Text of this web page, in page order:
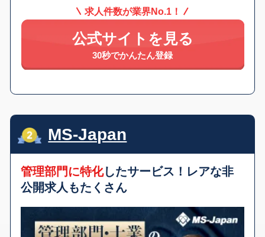
求人件数が業界No.1！
公式サイトを見る
30秒でかんたん登録
MS-Japan
管理部門に特化したサービス！レアな非
公開求人もたくさん